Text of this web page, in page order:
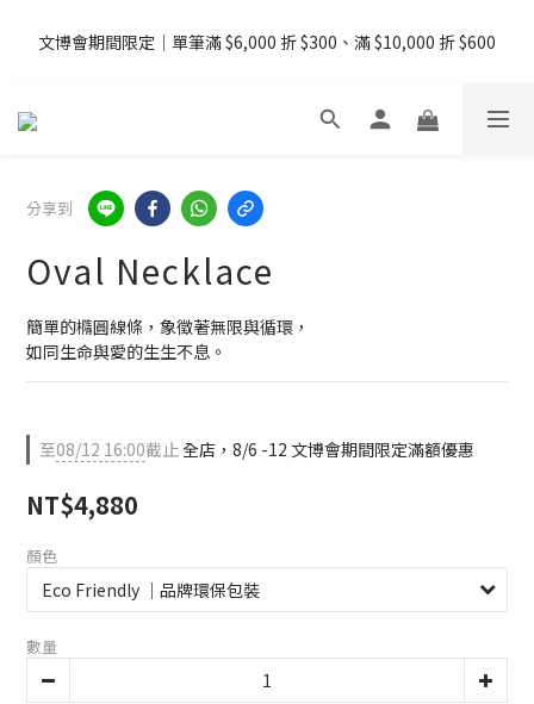
免運
文博會期間限定｜單筆滿 $6,000 折 $300、滿 $10,000 折 $600
08/07 - 09  台灣下單即免運 ・港澳滿 USD99、新加坡滿 USD199
分享到
Oval Necklace
簡單的橢圓線條，象徵著無限與循環，
如同生命與愛的生生不息。
至08/12 16:00截止全店，8/6 -12 文博會期間限定滿額優惠
NT$4,880
顏色
數量